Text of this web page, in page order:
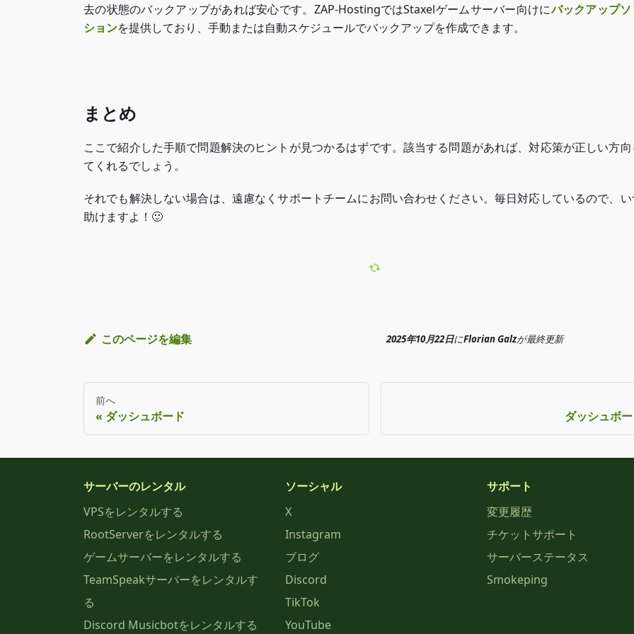
去の状態のバックアップがあれば安心です。ZAP-HostingではStaxelゲームサーバー向けにバックアップ
ションを提供しており、手動または自動スケジュールでバックアップを作成できます。
まとめ
ここで紹介した手順で問題解決のヒントが見つかるはずです。該当する問題があれば、対応策が正しい方
てくれるでしょう。
それでも解決しない場合は、遠慮なくサポートチームにお問い合わせください。毎日対応しているので、
助けますよ！🙂
このページを編集 2025年10月22日にFlorian Galzが最終更新
前へ
ダッシュボード ダッシュボ
サーバーのレンタル
VPSをレンタルする
RootServerをレンタルする
ゲームサーバーをレンタルする
TeamSpeakサーバーをレンタルす
る
Discord Musicbotをレンタルする
ソーシャル
X
Instagram
ブログ
Discord
TikTok
YouTube
サポート
変更履歴
チケットサポート
サーバーステータス
Smokeping